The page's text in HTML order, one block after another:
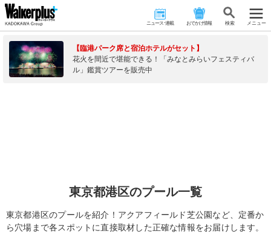
ニュース･連載 おでかけ情報 検 索 メニュー
【臨港パーク席と宿泊ホテルがセット】
花火を間近で堪能できる！「みなとみらいフェスティバ
ル」鑑賞ツアーを販売中
東京都港区のプール一覧
東京都港区のプールを紹介！アクアフィールド芝公園など、定番か
ら穴場まで各スポットに直接取材した正確な情報をお届けします。